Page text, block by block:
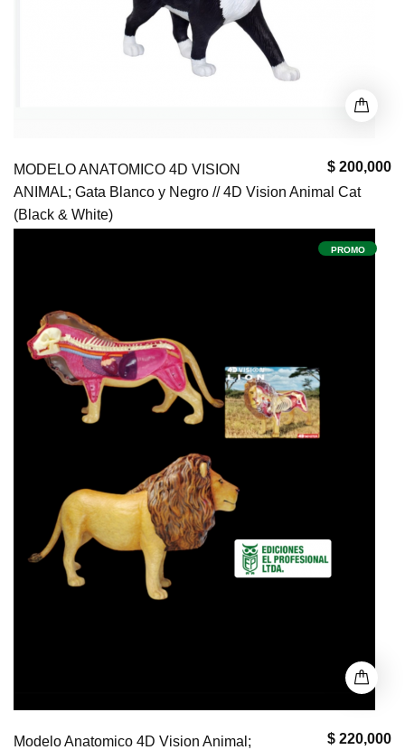
$ 200,000
MODELO ANATOMICO 4D VISION
ANIMAL; Gata Blanco y Negro // 4D Vision Animal Cat
(Black & White)
PROMO
$ 220,000
Modelo Anatomico 4D Vision Animal;